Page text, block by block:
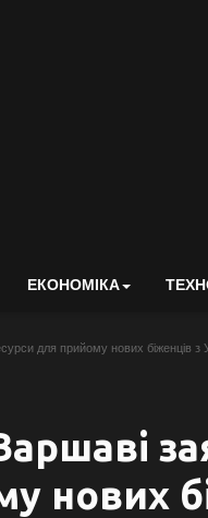
ЕКОНОМІКА
для прийому нових біженців з
нових